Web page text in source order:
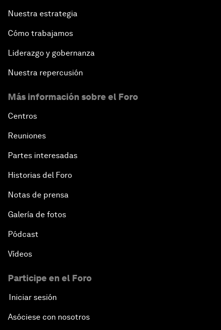
Nuestra estrategia
Cómo trabajamos
Liderazgo y gobernanza
Nuestra repercusión
Más información sobre el Foro
Centros
Reuniones
Partes interesadas
Historias del Foro
Notas de prensa
Galería de fotos
Pódcast
Vídeos
Participe en el Foro
Iniciar sesión
Asóciese con nosotros